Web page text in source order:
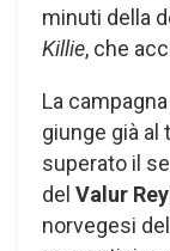
minuti della
Killie, che
La
giunge già al
superato il
del Valur
norvegesi del